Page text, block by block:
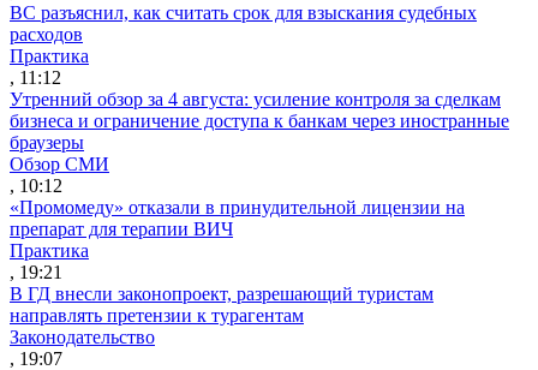
ВС разъяснил, как считать срок для взыскания судебных
расходов
Практика
, 11:12
Утренний обзор за 4 августа: усиление контроля за сделкам
бизнеса и ограничение доступа к банкам через иностранные
браузеры
Обзор СМИ
, 10:12
«Промомеду» отказали в принудительной лицензии на
препарат для терапии ВИЧ
Практика
, 19:21
В ГД внесли законопроект, разрешающий туристам
направлять претензии к турагентам
Законодательство
, 19:07